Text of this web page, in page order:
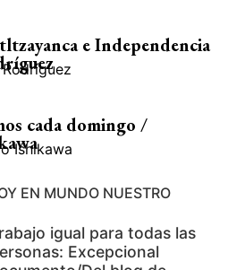
e Independencia
cada domingo /
Ishikawa
EN MUNDO NUESTRO
igual para todas las
Excepcional